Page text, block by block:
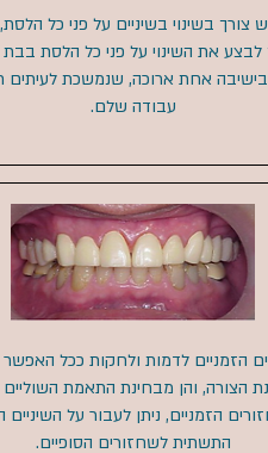
צורך בשינוי בשיניים על פני כל
לבצע את השינוי על פני כל הלסת
אחת ארוכה, שנמשכת לעיתים
עבודה שלם.
הזמניים לדמות ולחקות ככל
הצורה, והן מבחינת התאמת השוליים
הזמניים, ניתן לעבור על השיניים
התשתית לשחזורים הסופיים.